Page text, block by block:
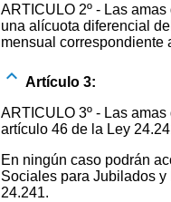
ARTICULO 2º - Las
una alícuota diferencial
mensual correspondiente
Artículo 3:
ARTICULO 3º - Las
artículo 46 de la Ley
En ningún caso podrán
Sociales para Jubilados
24.241.